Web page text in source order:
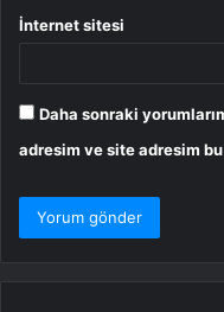
İnternet sitesi
Daha sonraki
adresim ve site adresim